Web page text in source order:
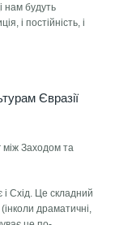
нам будуть
і постійність, і
Євразії
між Заходом та
і Схід. Це складний
драматичні,